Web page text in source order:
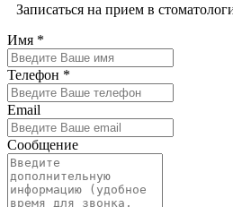
Записаться на прием в
Имя *
Телефон *
Email
Сообщение